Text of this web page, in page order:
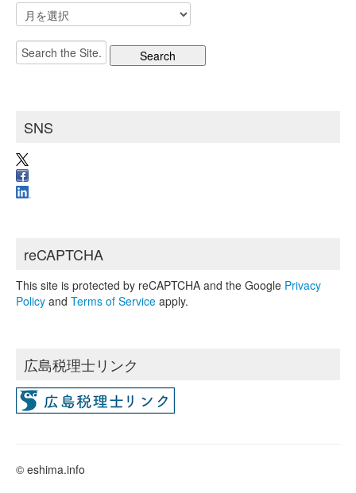
ア
ー
カ
イ
Search
for:
SNS
reCAPTCHA
This site is protected by reCAPTCHA and the Google Privacy
Policy and Terms of Service apply.
広島税理士リンク
© eshima.info